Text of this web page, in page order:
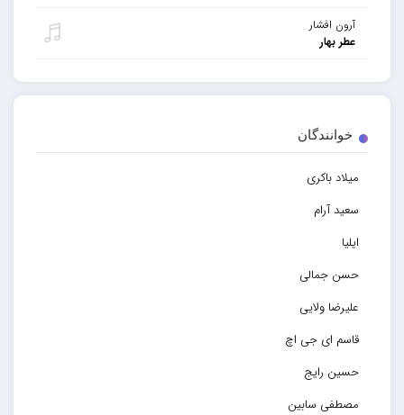
آرون افشار
عطر بهار
خوانندگان
میلاد باکری
سعید آرام
ایلیا
حسن جمالی
علیرضا ولایی
قاسم ای جی اچ
حسین رایج
مصطفی سابین